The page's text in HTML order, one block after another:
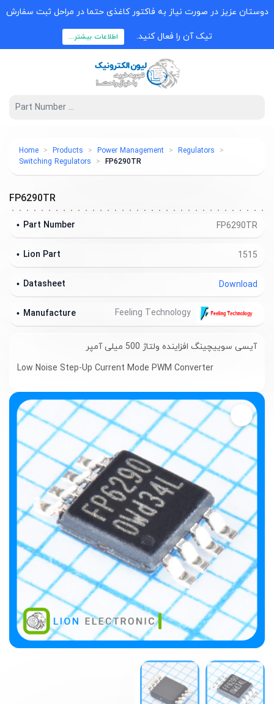
دوستان عزیز در صورت نیاز به فاکتور کاغذی حتما در مراحل ثبت سفارش
تیک آن را فعال کنید. اطلاعات بیشتر...
Home Products Power Management
Regulators
Switching Regulators
FP6290TR
FP6290TR
FP6290TR
Part Number
1515
Lion Part
Download
Datasheet
Manufacture
آیسی سوییچینگ افزاینده ولتاژ 500 میلی آمپر
Low Noise Step-Up Current Mode PWM Converter